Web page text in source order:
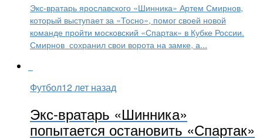
Экс-вратарь ярославского «Шинника» Артем Смирнов,
который выступает за «Тосно», помог своей новой
команде пройти московский «Спартак» в Кубке России.
Смирнов сохранил свои ворота на замке, а...
Футбол12 лет назад
Экс-вратарь «Шинника»
попытается остановить «Спартак»